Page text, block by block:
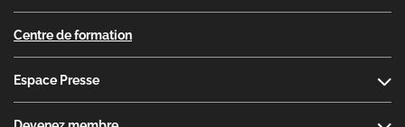
Centre de formation
Espace Presse